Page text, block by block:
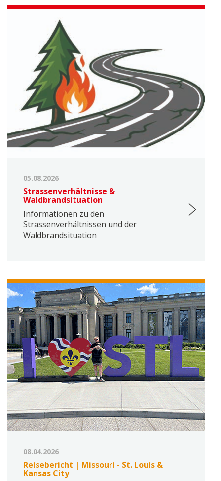
05.08.2026
Strassenverhältnisse &
Waldbrandsituation
Informationen zu den
Strassenverhältnissen und der
Waldbrandsituation
08.04.2026
Reisebericht | Missouri - St. Louis &
Kansas City